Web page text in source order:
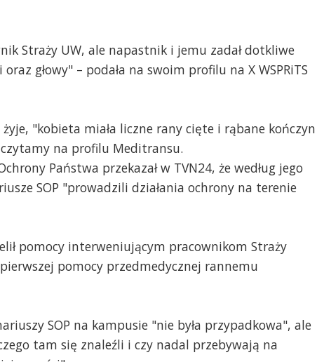
Straży UW, ale napastnik i jemu zadał dotkliwe
głowy" – podała na swoim profilu na X WSPRiTS
"kobieta miała liczne rany cięte i rąbane kończyn
na profilu Meditransu.
Państwa przekazał w TVN24, że według jego
SOP "prowadzili działania ochrony na terenie
pomocy interweniującym pracownikom Straży
pomocy przedmedycznej rannemu
SOP na kampusie "nie była przypadkowa", ale
tam się znaleźli i czy nadal przebywają na